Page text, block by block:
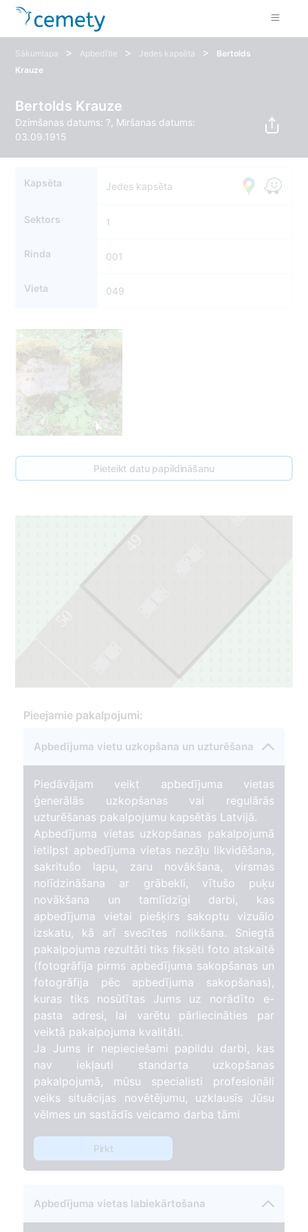
Sākumlapa > Apbedītie > Jedes kapsēta >
Bertolds
Krauze
Bertolds Krauze
Dzimšanas datums: ?, Miršanas datums:
03.09.1915
Kapsēta Jedes kapsēta
Sektors 1
Rinda 001
Vieta 049
Pieteikt datu papildināšanu
49
48
Pieejamie pakalpojumi:
Apbedījuma vietu uzkopšana un uzturēšana
Piedāvājam veikt apbedījuma vietas
ģenerālās uzkopšanas vai regulārās
uzturēšanas pakalpojumu kapsētās Latvijā.
Apbedījuma vietas uzkopšanas pakalpojumā
ietilpst apbedījuma vietas nezāļu likvidēšana,
sakritušo lapu, zaru novākšana, virsmas
nolīdzināšana ar grābekli, vītušo puķu
novākšana un tamlīdzīgi darbi, kas
apbedījuma vietai piešķirs sakoptu vizuālo
izskatu, kā arī svecītes nolikšana. Sniegtā
pakalpojuma rezultāti tiks fiksēti foto atskaitē
(fotogrāfija pirms apbedījuma sakopšanas un
fotogrāfija pēc apbedījuma sakopšanas),
kuras tiks nosūtītas Jums uz norādīto e-
pasta adresi, lai varētu pārliecināties par
veiktā pakalpojuma kvalitāti.
Ja Jums ir nepieciešami papildu darbi, kas
nav iekļauti standarta uzkopšanas
pakalpojumā, mūsu specialisti profesionāli
veiks situācijas novētējumu, uzklausīs Jūsu
vēlmes un sastādīs veicamo darba tāmi
Pirkt
Apbedījuma vietas labiekārtošana